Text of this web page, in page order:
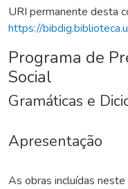
URI permanente desta
https://
Programa de
Social
Gramáticas e
Apresentação
As obras incluídas